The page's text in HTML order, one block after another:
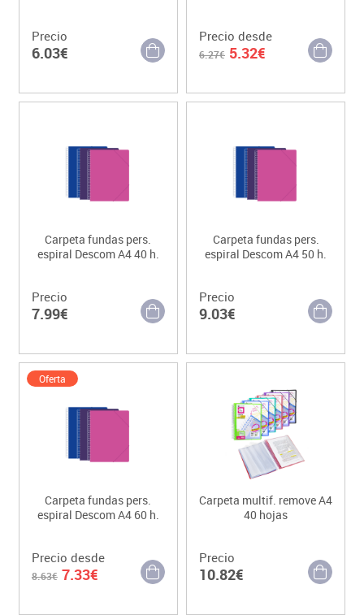
Precio
6.03€
Precio desde
6.27€ 5.32€
Carpeta fundas pers.
espiral Descom A4 40 h.
Precio
7.99€
Carpeta fundas pers.
espiral Descom A4 50 h.
Precio
9.03€
Oferta
Carpeta fundas pers.
espiral Descom A4 60 h.
Precio desde
8.63€ 7.33€
Carpeta multif. remove A4
40 hojas
Precio
10.82€